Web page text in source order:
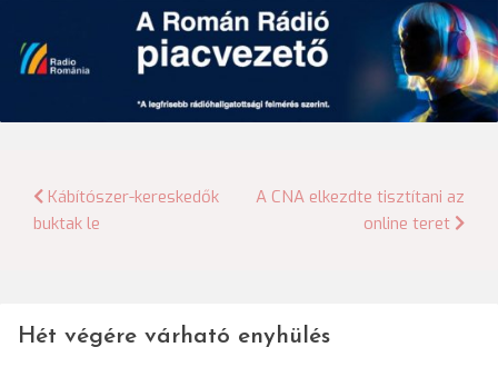
Bejegyzés
Kábítószer-kereskedők
buktak le
A CNA elkezdte tisztítani az
online teret
Hét végére várható enyhülés